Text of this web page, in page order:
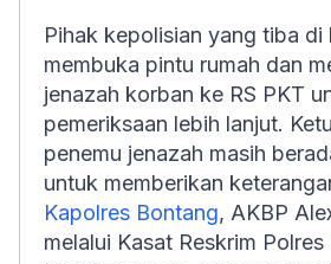
Pihak kepolisian yang tiba di
membuka pintu rumah dan
jenazah korban ke RS PKT
pemeriksaan lebih lanjut.
penemu jenazah masih
untuk memberikan
Kapolres Bontang, AKBP
melalui Kasat Reskrim